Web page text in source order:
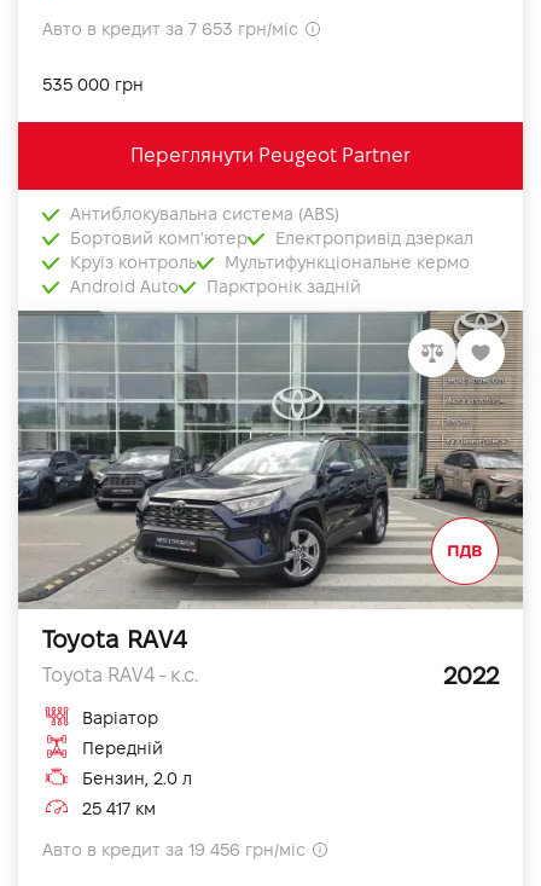
Авто в кредит за 7 653 грн/міс
535 000 грн
Переглянути Peugeot Partner
Антиблокувальна система (ABS)
Бортовий комп'ютер
Електропривід дзеркал
Круїз контроль
Мультифункціональне кермо
Android Auto
Парктронік задній
Toyota RAV4
Toyota RAV4 - к.с. 2022
Варіатор
Передній
Бензин, 2.0 л
25 417 км
Авто в кредит за 19 456 грн/міс